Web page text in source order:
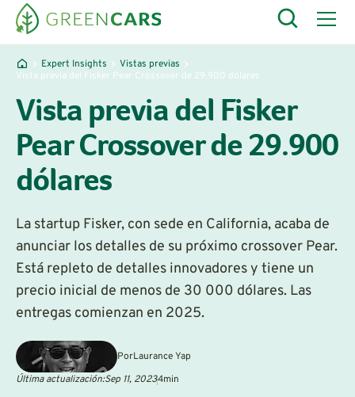
Expert Insights
Vistas previas
Vista previa del Fisker Pear Crossover de 29.900 dólares
Vista previa del Fisker
Pear Crossover de 29.900
dólares
La startup Fisker, con sede en California, acaba de
anunciar los detalles de su próximo crossover Pear.
Está repleto de detalles innovadores y tiene un
precio inicial de menos de 30 000 dólares. Las
entregas comienzan en 2025.
PorLaurance Yap
Última actualización:Sep 11, 20234min